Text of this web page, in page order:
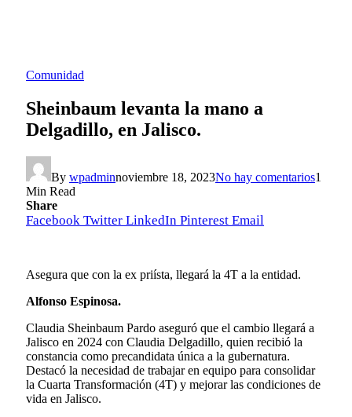
Comunidad
Sheinbaum levanta la mano a
Delgadillo, en Jalisco.
By wpadminnoviembre 18, 2023No hay comentarios1
Min Read
Share
Facebook Twitter LinkedIn Pinterest Email
Asegura que con la ex priísta, llegará la 4T a la entidad.
Alfonso Espinosa.
Claudia Sheinbaum Pardo aseguró que el cambio llegará a
Jalisco en 2024 con Claudia Delgadillo, quien recibió la
constancia como precandidata única a la gubernatura.
Destacó la necesidad de trabajar en equipo para consolidar
la Cuarta Transformación (4T) y mejorar las condiciones de
vida en Jalisco.